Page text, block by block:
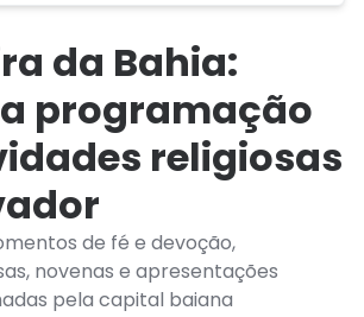
da Bahia:
programação
religiosas
de fé e devoção,
novenas e apresentações
pela capital baiana